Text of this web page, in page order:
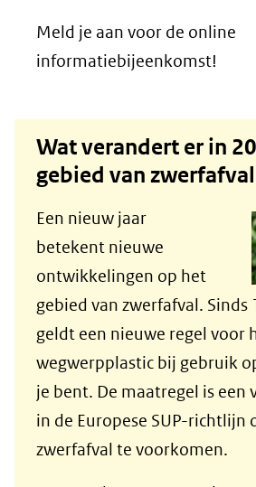
Meld je aan voor de online
informatiebijeenkomst!
Wat verandert er in
gebied van
Een nieuw jaar
betekent nieuwe
ontwikkelingen op het
gebied van zwerfafval.
geldt een nieuwe regel voor
wegwerpplastic bij gebruik
je bent. De maatregel is een
in de Europese SUP-richtlijn
zwerfafval te voorkomen.